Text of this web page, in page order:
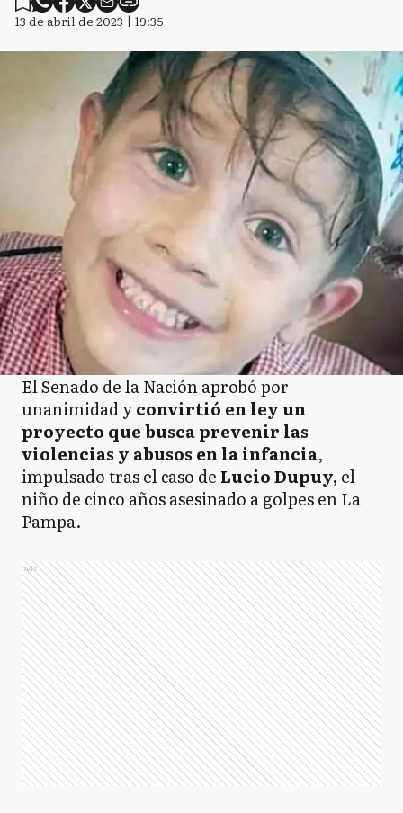
13 de abril de 2023 | 19:35
El Senado de la Nación aprobó por
unanimidad yconvirtió en ley un
proyecto que busca prevenir las
violencias y abusos en la infancia,
impulsado tras el caso de Lucio Dupuy, el
niño de cinco años asesinado a golpes en La
Pampa.
Ads